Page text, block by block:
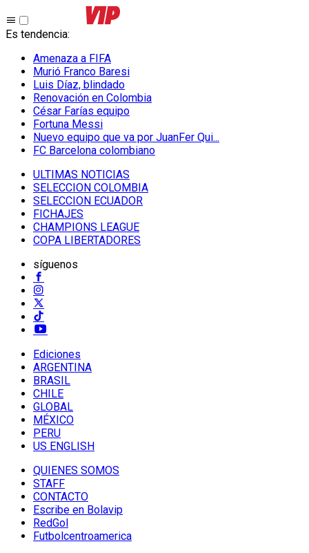
Es tendencia:
Amenaza a FIFA
Murió Franco Baresi
Luis Díaz, blindado
Renovación en Colombia
César Farías equipo
Fortuna Messi
Nuevo equipo que va por JuanFer Qui...
FC Barcelona colombiano
ULTIMAS NOTICIAS
SELECCION COLOMBIA
SELECCION ECUADOR
FICHAJES
CHAMPIONS LEAGUE
COPA LIBERTADORES
síguenos
Ediciones
ARGENTINA
BRASIL
CHILE
GLOBAL
MÉXICO
PERU
US ENGLISH
QUIENES SOMOS
STAFF
CONTACTO
Escribe en Bolavip
RedGol
Futbolcentroamerica